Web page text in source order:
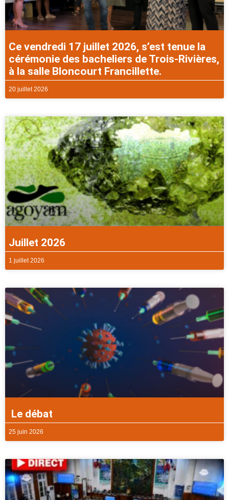
Ce vendredi 17 juillet 2026, s’est tenue la
cérémonie des bacheliers de Trois-Rivières,
à la salle Bloncourt Francillette.
20 juillet 2026
Juillet 2026
1 juillet 2026
Le débat
25 juin 2026